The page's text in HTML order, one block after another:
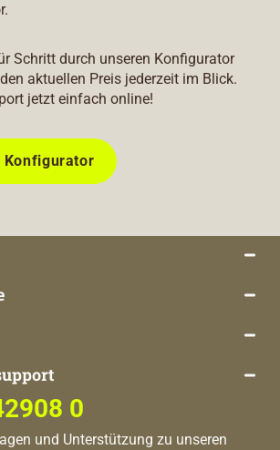
Schritt durch unseren Konfigurator
aktuellen Preis jederzeit im Blick.
jetzt einfach online!
Konfigurator
0
und Unterstützung zu unseren